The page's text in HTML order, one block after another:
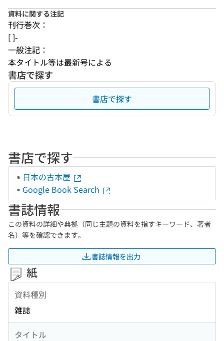
資料に関する注記
刊行巻次：
[ ]-
一般注記：
本タイトル等は最新号による
書店で探す
書店で探す
書店で探す
日本の古本屋
Google Book Search
書誌情報
この資料の詳細や典拠（同じ主題の資料を指すキーワード、著者
名）等を確認できます。
書誌情報を出力
紙
資料種別
雑誌
タイトル